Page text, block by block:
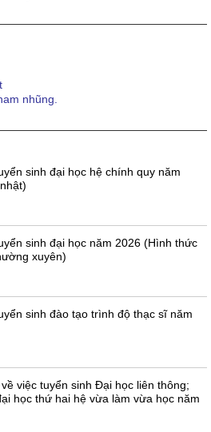
nhũng.
sinh đại học hệ chính quy năm
sinh đại học năm 2026 (Hình thức
xuyên)
sinh đào tạo trình độ thạc sĩ năm
việc tuyển sinh Đại học liên thông;
học thứ hai hệ vừa làm vừa học năm